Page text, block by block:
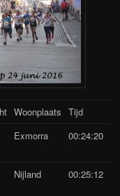
Woonplaats Tijd
Exmorra 00:24:20
Nijland 00:25:12